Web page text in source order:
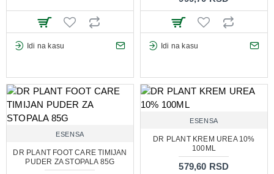
Idi na kasu Idi na kasu
ESENSA
DR PLANT FOOT CARE TIMIJAN
PUDER ZA STOPALA 85G
ESENSA
DR PLANT KREM UREA 10%
100ML
579,60 RSD